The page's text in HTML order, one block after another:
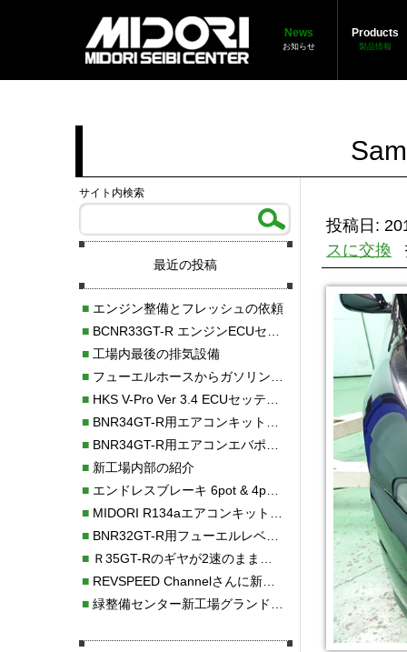
News
お知らせ
Products
製品情報
投稿日:
スに交換
サイト内検索
最近の投稿
■エンジン整備とフレッシュの依頼
■BCNR33GT-R エンジンECUセッティング調整
■工場内最後の排気設備
■フューエルホースからガソリン漏れ
■HKS V-Pro Ver 3.4 ECUセッティング
■BNR34GT-R用エアコンキット新発売！！
■BNR34GT-R用エアコンエバポレーターを新発売！！
■新工場内部の紹介
■エンドレスブレーキ 6pot & 4potオーバーホール
■MIDORI R134aエアコンキットタイプⅡ取り付け
■BNR32GT-R用フューエルレベルセンサー新発売！！
■Ｒ35GT-Rのギヤが2速のまま変速しない！！
■REVSPEED Channelさんに新社屋を紹介していただきました!!
■緑整備センター新工場グランドオープン・続報